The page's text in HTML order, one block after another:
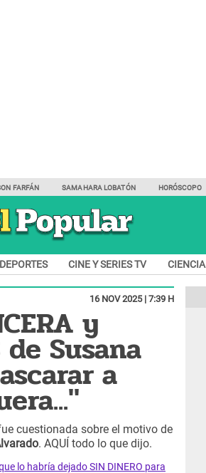
FARFÁN SAMAHARA LOBATÓN HORÓSCOPO
DEPORTES CINE Y SERIES TV CIENCIA
16 NOV 2025 | 7:39 H
y
Susana
a
cuestionada sobre el motivo de
. AQUÍ todo lo que dijo.
lo habría dejado SIN DINERO para